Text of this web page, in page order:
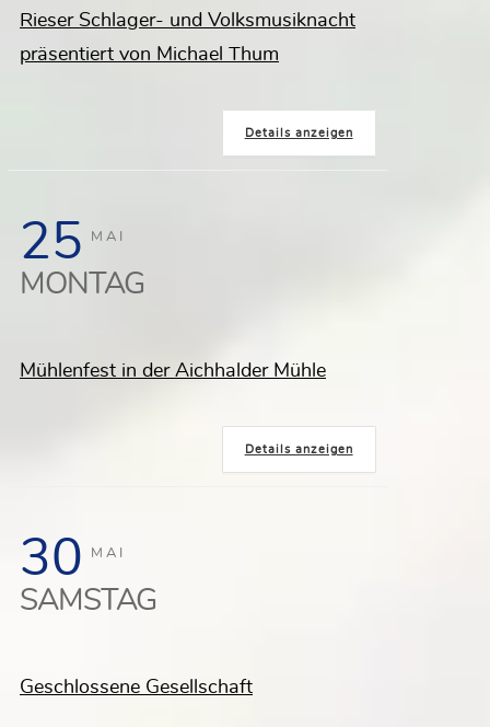
Rieser Schlager- und Volksmusiknacht
präsentiert von Michael Thum
Details anzeigen
25 MAI
MONTAG
Mühlenfest in der Aichhalder Mühle
Details anzeigen
30 MAI
SAMSTAG
Geschlossene Gesellschaft